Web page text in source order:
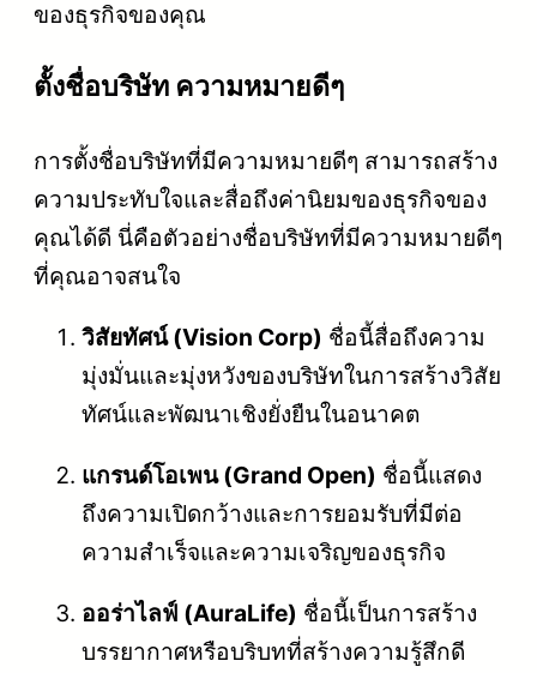
ของธุรกิจของคุณ
ตั้งชื่อบริษัท ความหมายดีๆ
การตั้งชื่อบริษัทที่มีความหมายดีๆ สามารถสร้าง
ความประทับใจและสื่อถึงค่านิยมของธุรกิจของ
คุณได้ดี นี่คือตัวอย่างชื่อบริษัทที่มีความหมายดีๆ
ที่คุณอาจสนใจ
วิสัยทัศน์ (Vision Corp) ชื่อนี้สื่อถึงความ
มุ่งมั่นและมุ่งหวังของบริษัทในการสร้างวิสัย
ทัศน์และพัฒนาเชิงยั่งยืนในอนาคต
แกรนด์โอเพน (Grand Open) ชื่อนี้แสดง
ถึงความเปิดกว้างและการยอมรับที่มีต่อ
ความสำเร็จและความเจริญของธุรกิจ
ออร่าไลฟ์ (AuraLife) ชื่อนี้เป็นการสร้าง
บรรยากาศหรือบริบทที่สร้างความรู้สึกดี